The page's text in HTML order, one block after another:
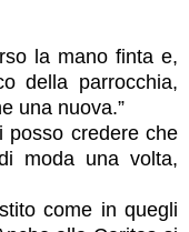
la mano finta e,
della parrocchia,
una nuova.”
posso credere che
moda una volta,
come in quegli